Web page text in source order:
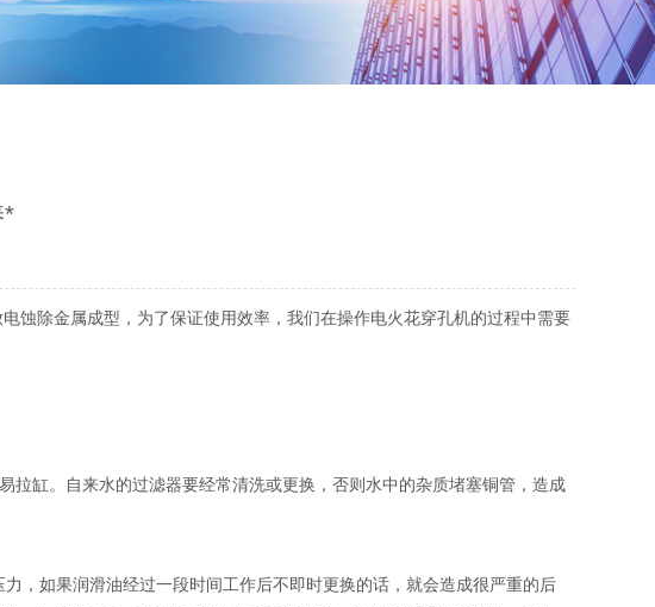
*
蚀除金属成型，为了保证使用效率，我们在操作电火花穿孔机的过程中需要
缸。自来水的过滤器要经常清洗或更换，否则水中的杂质堵塞铜管，造成
，如果润滑油经过一段时间工作后不即时更换的话，就会造成很严重的后